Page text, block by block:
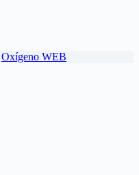
Oxígeno WEB